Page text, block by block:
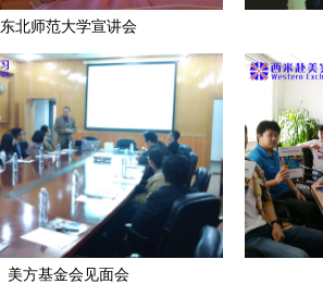
东北师范大学宣讲会
美方基金会见面会